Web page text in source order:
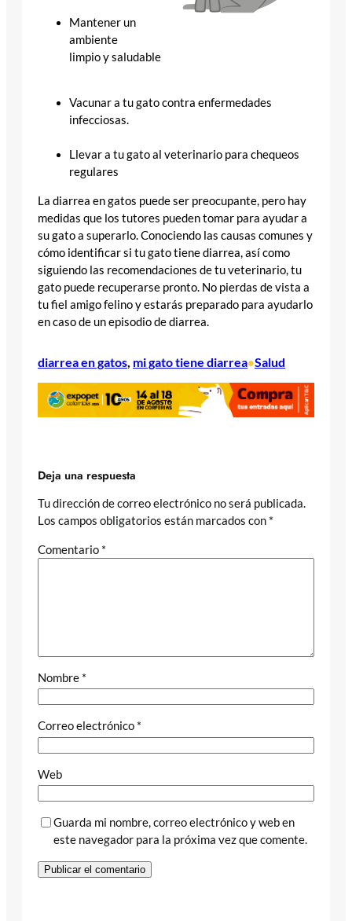
Mantener un
ambiente
limpio y saludable
Vacunar a tu gato contra enfermedades
infecciosas.
Llevar a tu gato al veterinario para chequeos
regulares
La diarrea en gatos puede ser preocupante, pero hay
medidas que los tutores pueden tomar para ayudar a
su gato a superarlo. Conociendo las causas comunes y
cómo identificar si tu gato tiene diarrea, así como
siguiendo las recomendaciones de tu veterinario, tu
gato puede recuperarse pronto. No pierdas de vista a
tu fiel amigo felino y estarás preparado para ayudarlo
en caso de un episodio de diarrea.
diarrea en gatos, mi gato tiene diarrea•Salud
Deja una respuesta
Tu dirección de correo electrónico no será publicada.
Los campos obligatorios están marcados con *
Comentario *
Nombre *
Correo electrónico *
Web
Guarda mi nombre, correo electrónico y web en
este navegador para la próxima vez que comente.